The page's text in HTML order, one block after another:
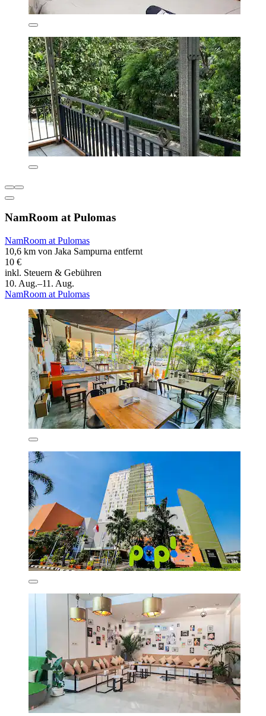
NamRoom at Pulomas
NamRoom at Pulomas
10,6 km von Jaka Sampurna entfernt
10 €
inkl. Steuern & Gebühren
10. Aug.–11. Aug.
NamRoom at Pulomas